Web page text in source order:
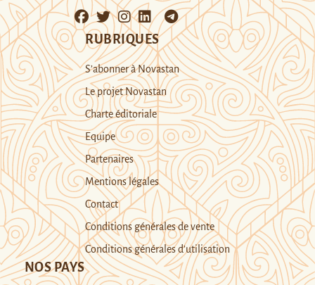
RUBRIQUES
S’abonner à Novastan
Le projet Novastan
Charte éditoriale
Equipe
Partenaires
Mentions légales
Contact
Conditions générales de vente
Conditions générales d’utilisation
NOS PAYS